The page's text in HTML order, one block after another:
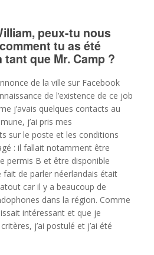
peux-tu nous
tu as été
tant que Mr. Camp ?
de la ville sur Facebook
de l’existence de ce job
j’avais quelques contacts au
j’ai pris mes
sur le poste et les conditions
: il fallait notamment être
permis B et être disponible
fait de parler néerlandais était
car il y a beaucoup de
dans la région. Comme
intéressant et que je
j’ai postulé et j’ai été